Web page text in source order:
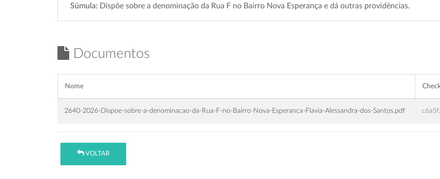
Súmula: Dispõe sobre a denominação da Rua F no Bairro Nova Esperança e dá outras providências.
Documentos
Nome
2640-2026-Dispoe-sobre-a-denominacao-da-Rua-F-no-Bairro-Nova-Esperanca-Flavia-Alessandra-dos-Santos.pdf
VOLTAR